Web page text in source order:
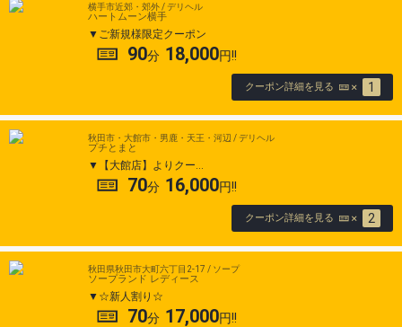
横手市近郊・郊外 / デリヘル
ハートムーン横手
ご新規様限定クーポン
90 18,000
クーポン詳細を見る 1
秋田市・大館市・男鹿・天王・河辺 / デリヘル
プチとまと
【大館店】よりクー…
70 16,000
クーポン詳細を見る 2
秋田県秋田市大町六丁目2-17 / ソープ
ソープランド レディース
☆新人割り☆
70 17,000